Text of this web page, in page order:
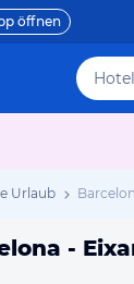
öffnen
Urlaub
-